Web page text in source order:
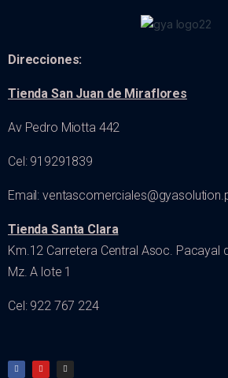
Direcciones:
Tienda San Juan de Miraflores
Av Pedro Miotta 442
Cel: 919291839
Email:
Tienda Santa Clara
Km.12 Carretera Central Asoc. Pacayal
Mz. A lote 1
Cel: 922 767 224